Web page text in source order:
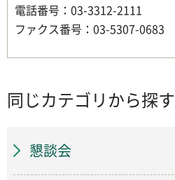
電話番号：03-3312-2111
ファクス番号：03-5307-0683
同じカテゴリから探す
懇談会